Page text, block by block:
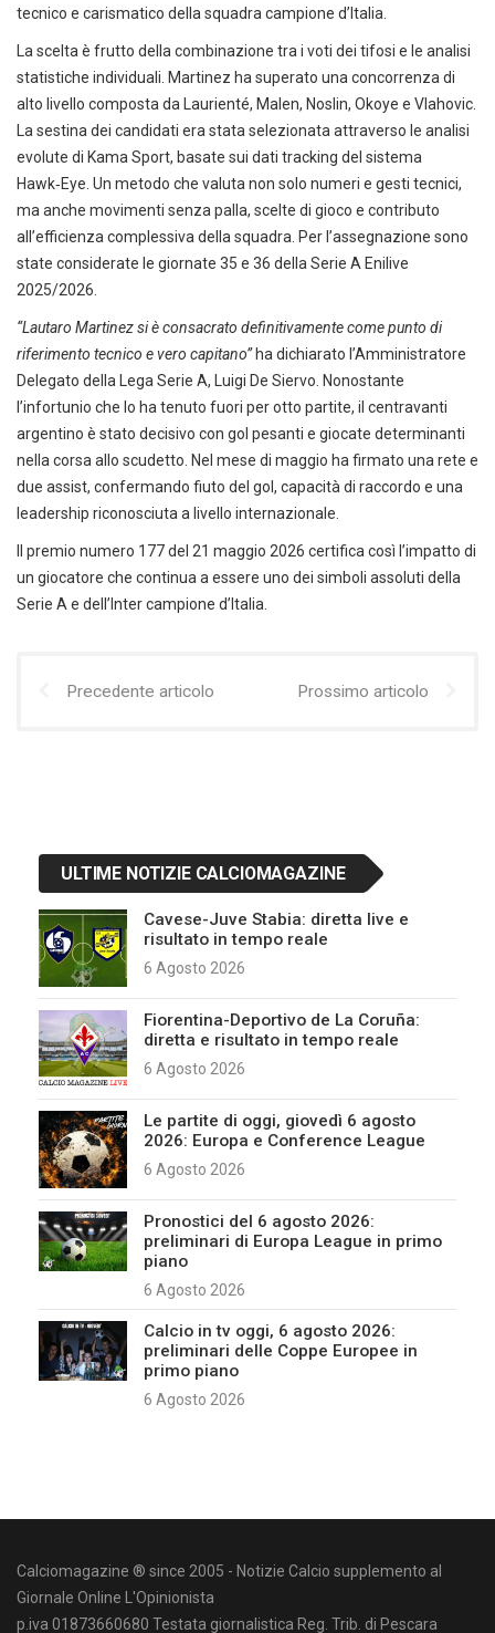
tecnico e carismatico della squadra campione d’Italia.
La scelta è frutto della combinazione tra i voti dei tifosi e le analisi
statistiche individuali. Martinez ha superato una concorrenza di
alto livello composta da Laurienté, Malen, Noslin, Okoye e Vlahovic.
La sestina dei candidati era stata selezionata attraverso le analisi
evolute di Kama Sport, basate sui dati tracking del sistema
Hawk‑Eye. Un metodo che valuta non solo numeri e gesti tecnici,
ma anche movimenti senza palla, scelte di gioco e contributo
all’efficienza complessiva della squadra. Per l’assegnazione sono
state considerate le giornate 35 e 36 della Serie A Enilive
2025/2026.
“Lautaro Martinez si è consacrato definitivamente come punto di
riferimento tecnico e vero capitano”ha dichiarato l’Amministratore
Delegato della Lega Serie A, Luigi De Siervo. Nonostante
l’infortunio che lo ha tenuto fuori per otto partite, il centravanti
argentino è stato decisivo con gol pesanti e giocate determinanti
nella corsa allo scudetto. Nel mese di maggio ha firmato una rete e
due assist, confermando fiuto del gol, capacità di raccordo e una
leadership riconosciuta a livello internazionale.
Il premio numero 177 del 21 maggio 2026 certifica così l’impatto di
un giocatore che continua a essere uno dei simboli assoluti della
Serie A e dell’Inter campione d’Italia.
Precedente articolo Prossimo articolo
ULTIME NOTIZIE CALCIOMAGAZINE
Cavese-Juve Stabia: diretta live e
risultato in tempo reale
6 Agosto 2026
Fiorentina-Deportivo de La Coruña:
diretta e risultato in tempo reale
6 Agosto 2026
Le partite di oggi, giovedì 6 agosto
2026: Europa e Conference League
6 Agosto 2026
Pronostici del 6 agosto 2026:
preliminari di Europa League in primo
piano
6 Agosto 2026
Calcio in tv oggi, 6 agosto 2026:
preliminari delle Coppe Europee in
primo piano
6 Agosto 2026
Calciomagazine ® since 2005 - Notizie Calcio supplemento al
Giornale Online L'Opinionista
p.iva 01873660680 Testata giornalistica Reg. Trib. di Pescara